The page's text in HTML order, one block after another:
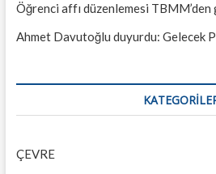
Öğrenci affı düzenlemesi TBMM’den
Ahmet Davutoğlu duyurdu: Gelecek
ÇEVRE